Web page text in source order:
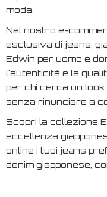
moda.
Nel nostro e-
esclusiva di jeans,
Edwin per uomo e
l'autenticità e la
per chi cerca un
senza rinunciare a
Scopri la collezione
eccellenza
online i tuoi jeans
denim giapponese,